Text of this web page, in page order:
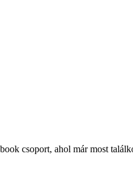
csoport, ahol már most